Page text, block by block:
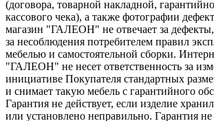
(договора, товарной накладной,
кассового чека), а также фотографии
магазин "ГАЛЕОН" не отвечает за
за несоблюдения потребителем правил
мебелью и самостоятельной сборки.
"ГАЛЕОН" не несет ответственность за
инициативе Покупателя стандартных
и снимает такую мебель с гарантийного
Гарантия не действует, если изделие
или установлено неправильно. Гарантия не